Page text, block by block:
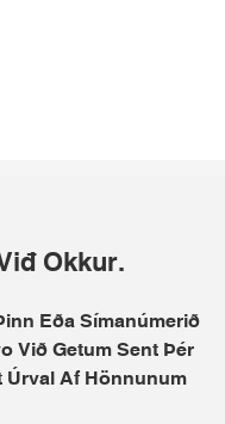
Okkur.
Eða Símanúmerið
Við Getum Sent Þér
Úrval Af Hönnunum